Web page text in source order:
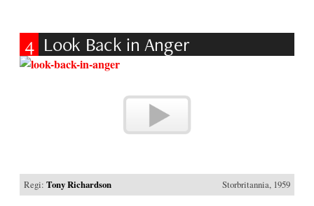
4 Look Back in Anger
Regi:Tony Richardson Storbritannia, 1959